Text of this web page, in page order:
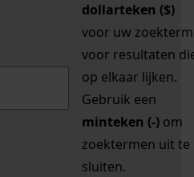
dollarteken ($)
voor uw zoekterm
voor resultaten
op elkaar lijken.
Gebruik een
minteken (-) om
zoektermen uit te
sluiten.